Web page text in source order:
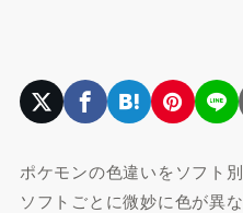
ポケモンの色違いをソフト
ソフトごとに微妙に色が異